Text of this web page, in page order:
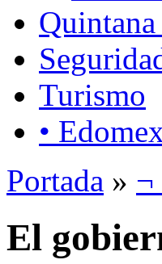
Turismo
•
Portada » ¬
El